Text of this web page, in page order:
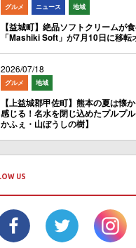
グルメ ニュース 地域
【益城町】絶品ソフトクリームが
「Mashiki Soft」が7月10日に移転
2026/07/18
グルメ 地域
【上益城郡甲佐町】熊本の夏は懐
感じる！名水を閉じ込めたプルプ
かふぇ・山ぼうしの樹】